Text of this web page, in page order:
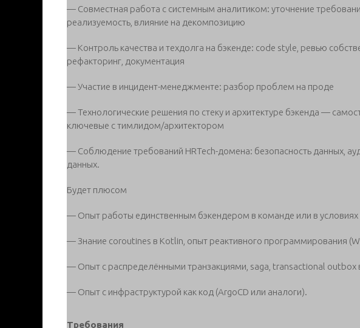
— Совместная работа с системным аналитиком: уточнение
реализуемость, влияние на декомпозицию
— Контроль качества и техдолга на бэкенде: code style, ревью
рефакторинг, документация
— Участие в инцидент-менеджменте: разбор проблем на проде
— Технологические решения по стеку и архитектуре бэкенда —
ключевые с тимлидом/архитектором
— Соблюдение требований HRTech-домена: безопасность данных,
данных.
Будет плюсом
— Опыт работы единственным бэкендером в команде или в
— Знание coroutines в Kotlin, опыт реактивного программирования
— Опыт с распределёнными транзакциями, saga, transactional outbox
— Опыт с инфраструктурой как код (ArgoCD или аналоги).
Требования